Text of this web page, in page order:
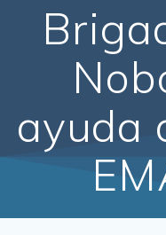
ayuda